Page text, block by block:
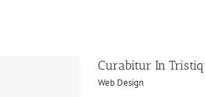
Curabitur In
Web Design